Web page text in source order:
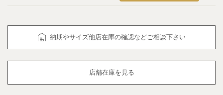
納期やサイズ他店在庫の確認などご相談下さい
店舗在庫を見る